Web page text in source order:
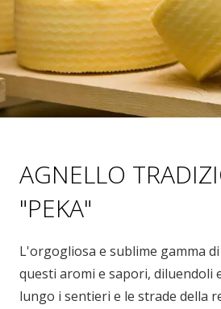
AGNELLO
"PEKA"
L'orgogliosa e sublime gamma
questi aromi e sapori, diluendoli
lungo i sentieri e le strade della